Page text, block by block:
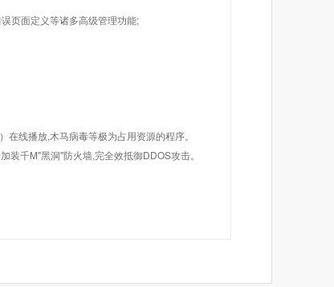
页面定义等诸多高级管理功能;
线播放,木马病毒等极为占用资源的程序。
千M"黑洞"防火墙,完全效抵御DDOS攻击。